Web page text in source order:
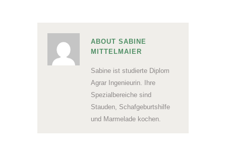
ABOUT SABINE
MITTELMAIER
Sabine ist studierte Diplom
Agrar Ingenieurin. Ihre
Spezialbereiche sind
Stauden, Schafgeburtshilfe
und Marmelade kochen.